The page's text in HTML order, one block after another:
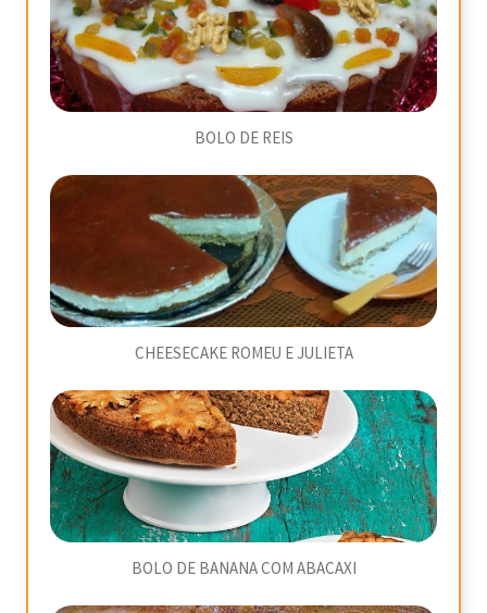
BOLO DE REIS
CHEESECAKE ROMEU E JULIETA
BOLO DE BANANA COM ABACAXI